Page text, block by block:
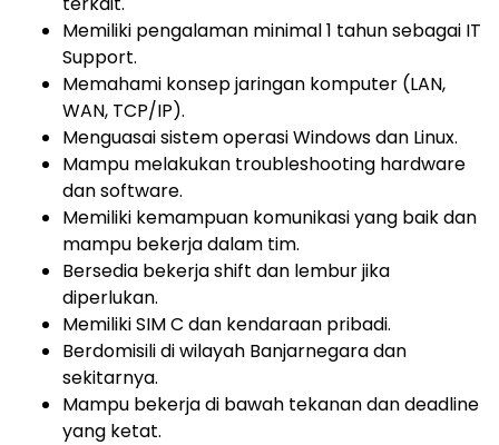
Memiliki pengalaman minimal 1 tahun sebagai IT
Support.
Memahami konsep jaringan komputer (LAN,
WAN, TCP/IP).
Menguasai sistem operasi Windows dan Linux.
Mampu melakukan troubleshooting hardware
dan software.
Memiliki kemampuan komunikasi yang baik dan
mampu bekerja dalam tim.
Bersedia bekerja shift dan lembur jika
diperlukan.
Memiliki SIM C dan kendaraan pribadi.
Berdomisili di wilayah Banjarnegara dan
sekitarnya.
Mampu bekerja di bawah tekanan dan deadline
yang ketat.